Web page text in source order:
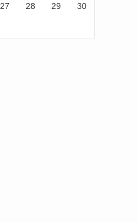
27 28 29 30